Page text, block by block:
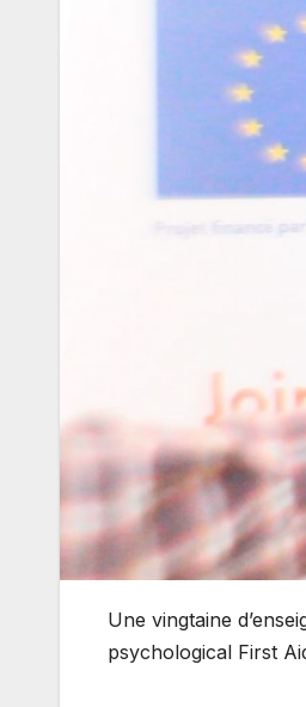
Une vingtaine
psychological First